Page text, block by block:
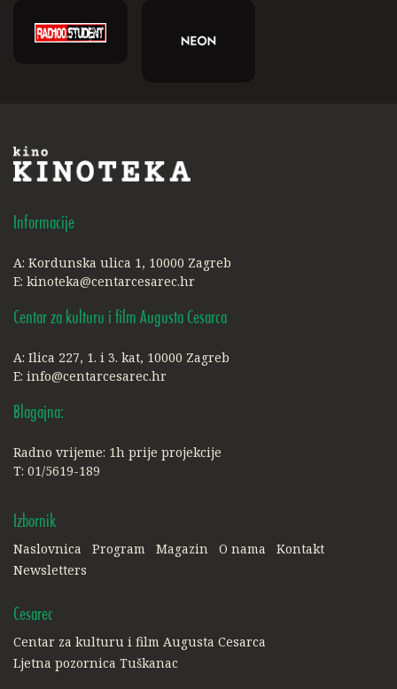
Informacije
A: Kordunska ulica 1, 10000 Zagreb
E: kinoteka@centarcesarec.hr
Centar za kulturu i film Augusta Cesarca
A: Ilica 227, 1. i 3. kat, 10000 Zagreb
E: info@centarcesarec.hr
Blagajna:
Radno vrijeme: 1h prije projekcije
T: 01/5619-189
Izbornik
Naslovnica Program Magazin O nama
Kontakt
Newsletters
Cesarec
Centar za kulturu i film Augusta Cesarca
Ljetna pozornica Tuškanac